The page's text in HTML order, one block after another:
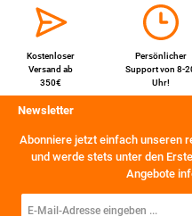
Kostenloser
Versand ab
350€
Persönlicher
Support von 8-
Uhr!
Newsletter
Abonniere jetzt einfach unseren
und werde stets unter den
Angebote